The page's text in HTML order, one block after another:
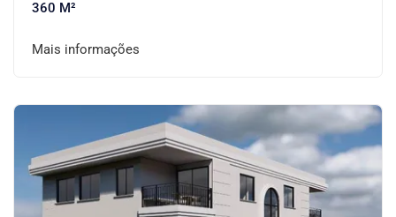
360 M²
Mais informações